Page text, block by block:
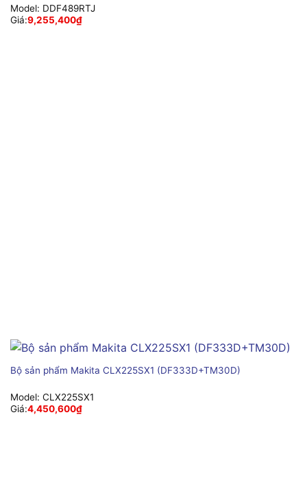
Model: DDF489RTJ
Giá:9,255,400₫
Bộ sản phẩm Makita CLX225SX1 (DF333D+TM30D)
Model: CLX225SX1
Giá:4,450,600₫